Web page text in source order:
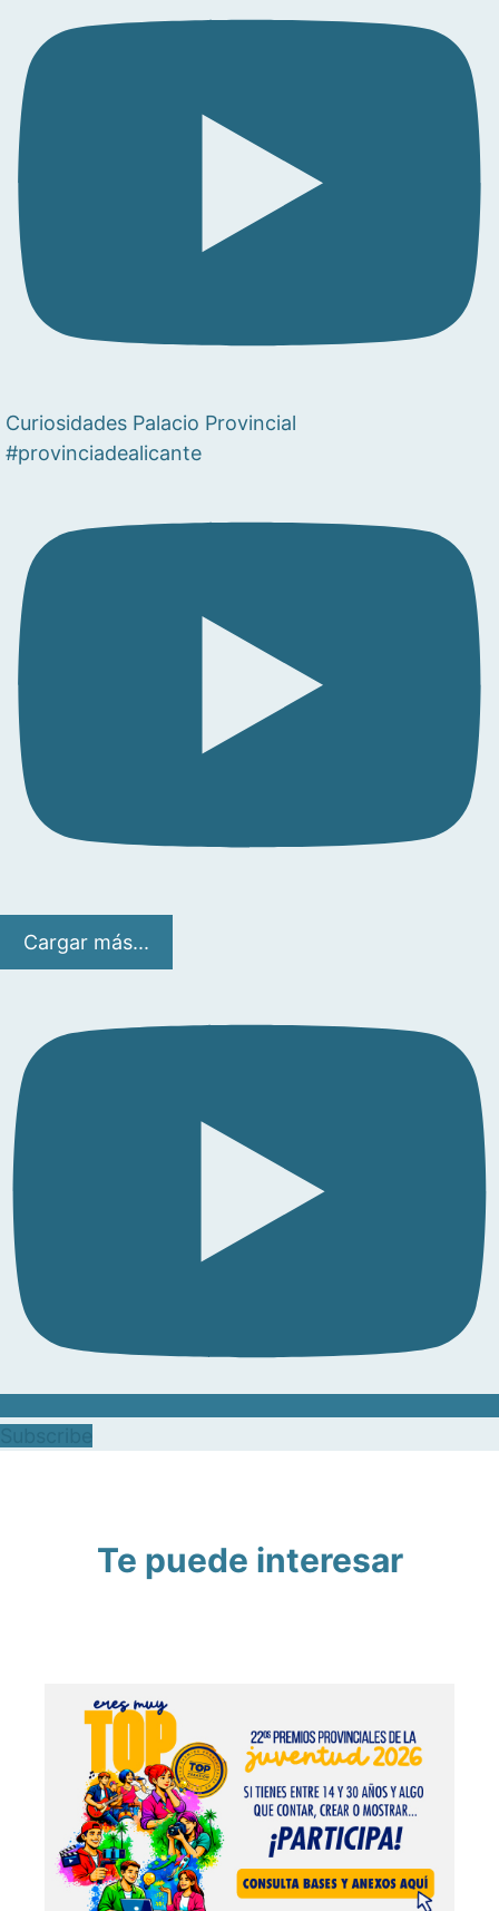
Curiosidades Palacio Provincial
#provinciadealicante
Cargar más...
Te puede interesar